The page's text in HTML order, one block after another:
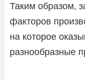
Таким образом,
факторов
на которое
разнообразные